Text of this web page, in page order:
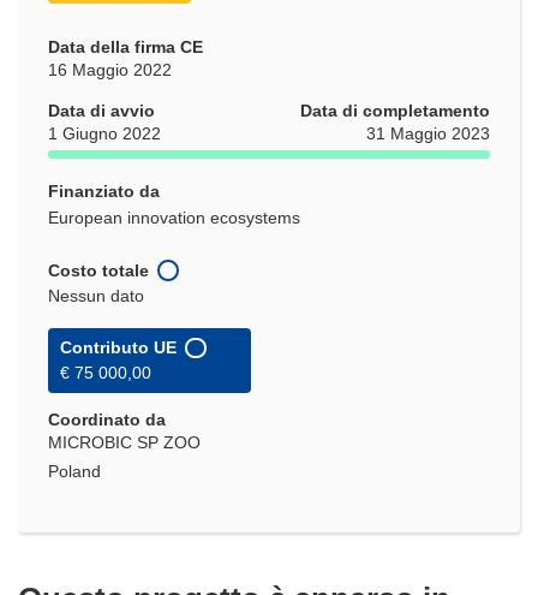
Data della firma CE
16 Maggio 2022
Data di avvio
1 Giugno 2022
Data di completamento
31 Maggio 2023
Finanziato da
European innovation ecosystems
Costo totale
Nessun dato
Contributo UE
€ 75 000,00
Coordinato da
MICROBIC SP ZOO
Poland